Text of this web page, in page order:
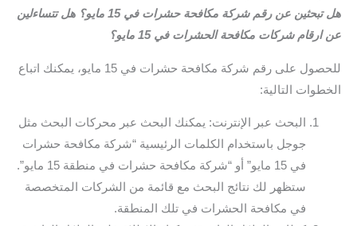
هل تبحثين عن رقم شركة مكافحة حشرات في 15 مايو؟ هل تتساءلين
عن ارقام شركات مكافحة الحشرات في 15 مايو؟
للحصول على رقم شركة مكافحة حشرات في 15 مايو، يمكنك اتباع
الخطوات التالية:
البحث عبر الإنترنت: يمكنك البحث عبر محركات البحث مثل
جوجل باستخدام الكلمات الرئيسية “شركة مكافحة حشرات
في 15 مايو” أو “شركة مكافحة حشرات في منطقة 15 مايو”.
ستظهر لك نتائج البحث مع قائمة من الشركات المتخصصة
في مكافحة الحشرات في تلك المنطقة.